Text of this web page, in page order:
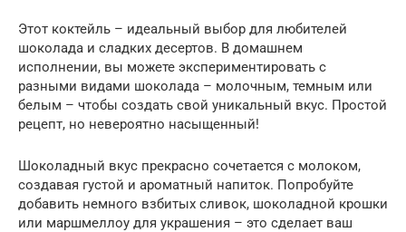
Этот коктейль – идеальный выбор для любителей
шоколада и сладких десертов. В домашнем
исполнении, вы можете экспериментировать с
разными видами шоколада – молочным, темным или
белым – чтобы создать свой уникальный вкус. Простой
рецепт, но невероятно насыщенный!
Шоколадный вкус прекрасно сочетается с молоком,
создавая густой и ароматный напиток. Попробуйте
добавить немного взбитых сливок, шоколадной крошки
или маршмеллоу для украшения – это сделает ваш